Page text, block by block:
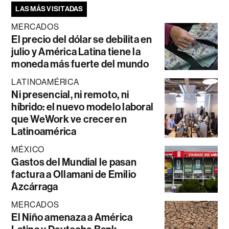
LAS MÁS VISITADAS
MERCADOS
El precio del dólar se debilita en
julio y América Latina tiene la
moneda más fuerte del mundo
LATINOAMÉRICA
Ni presencial, ni remoto, ni
híbrido: el nuevo modelo laboral
que WeWork ve crecer en
Latinoamérica
MÉXICO
Gastos del Mundial le pasan
factura a Ollamani de Emilio
Azcárraga
MERCADOS
El Niño amenaza a América